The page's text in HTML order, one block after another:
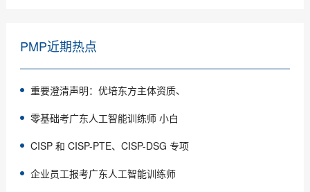
PMP近期热点
重要澄清声明：优培东方主体资质、
零基础考广东人工智能训练师 小白
CISP 和 CISP-PTE、CISP-DSG 专项
企业员工报考广东人工智能训练师